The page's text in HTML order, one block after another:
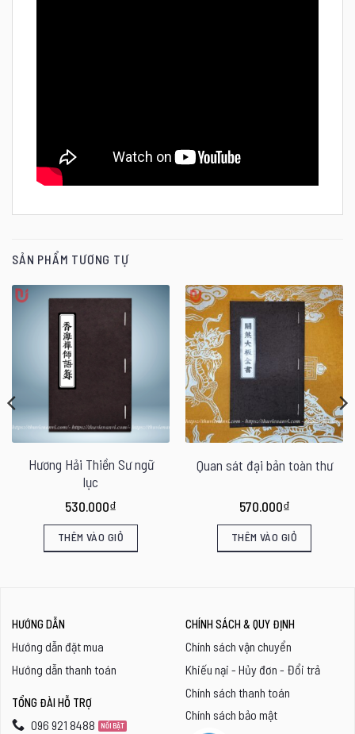
SẢN PHẨM TƯƠNG TỰ
Hương Hải Thiền Sư ngữ
lục
530.000₫
THÊM VÀO GIỎ
Quan sát đại bản toàn thư
570.000₫
THÊM VÀO GIỎ
HƯỚNG DẪN
Hướng dẫn đặt mua
Hướng dẫn thanh toán
TỔNG ĐÀI HỖ TRỢ
096 921 8488
CHÍNH SÁCH & QUY ĐỊNH
Chính sách vận chuyển
Khiếu nại - Hủy đơn - Đổi trả
Chính sách thanh toán
Chính sách bảo mật